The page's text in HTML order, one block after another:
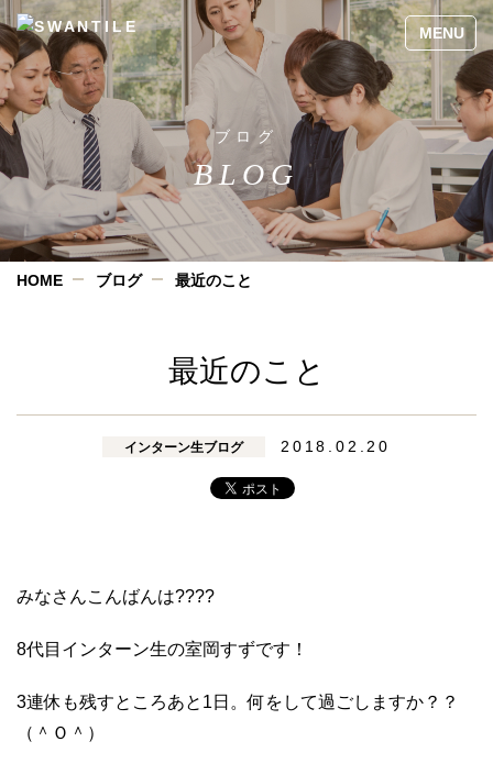
ブログ
BLOG
HOME ブログ 最近のこと
最近のこと
インターン生ブログ 2018.02.20
みなさんこんばんは????
8代目インターン生の室岡すずです！
3連休も残すところあと1日。何をして過ごしますか？？
（＾Ｏ＾）